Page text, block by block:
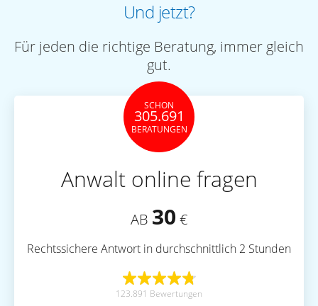
Und jetzt?
Für jeden die richtige Beratung, immer gleich
gut.
SCHON
305.691
BERATUNGEN
Anwalt online fragen
AB 30 €
Rechtssichere Antwort in durchschnittlich 2 Stunden
123.891 Bewertungen